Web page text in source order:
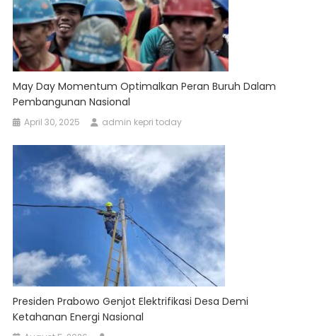
May Day Momentum Optimalkan Peran Buruh Dalam
Pembangunan Nasional
April 30, 2025 admin kepri today
Presiden Prabowo Genjot Elektrifikasi Desa Demi
Ketahanan Energi Nasional